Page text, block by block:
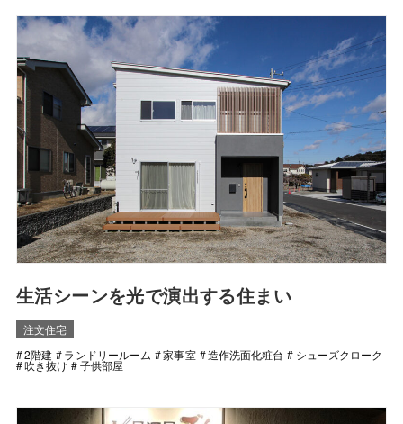
生活シーンを光で演出する住まい
注文住宅
2階建
ランドリールーム 家事室 造作洗面化粧台 シューズクローク
吹き抜け 子供部屋